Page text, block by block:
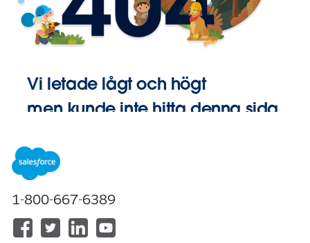
Vi letade lågt och högt
men kunde inte hitta denna sida.
1-800-667-6389